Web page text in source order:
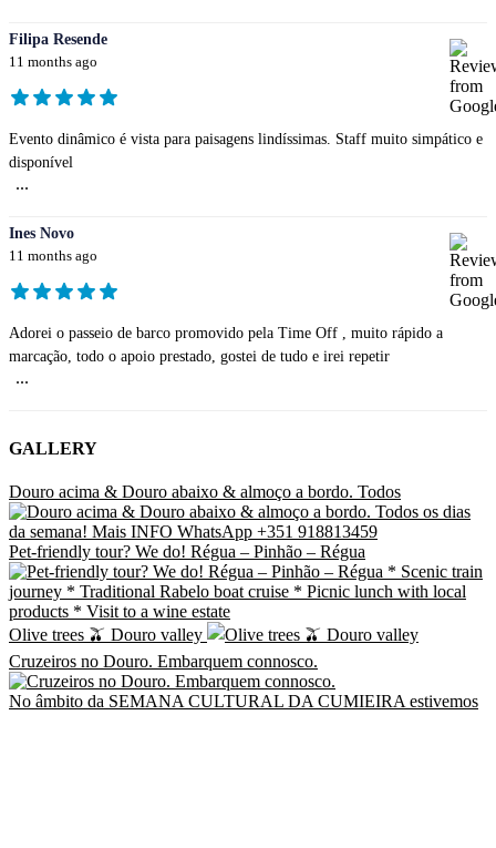
Filipa Resende
11 months ago
Evento dinâmico é vista para paisagens lindíssimas. Staff muito simpático e
disponível
...
Ines Novo
11 months ago
Adorei o passeio de barco promovido pela Time Off , muito rápido a
marcação, todo o apoio prestado, gostei de tudo e irei repetir
...
GALLERY
Douro acima & Douro abaixo & almoço a bordo. Todos
Pet-friendly tour? We do! Régua – Pinhão – Régua
Olive trees 🫒 Douro valley
Cruzeiros no Douro. Embarquem connosco.
No âmbito da SEMANA CULTURAL DA CUMIEIRA estivemos